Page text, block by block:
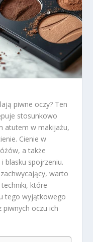
piwne oczy? Ten
stosunkowo
atutem w makijażu,
Cienie w
a także
blasku spojrzeniu.
warto
które
tego wyjątkowego
piwnych oczu ich